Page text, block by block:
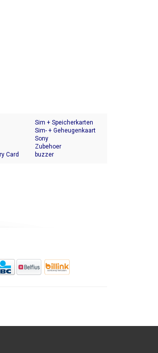
Card
Sim + Speicherkarten
Halter
Sim- + Geheugenkaart
Houder
Sony
Zubehoer
buzzer